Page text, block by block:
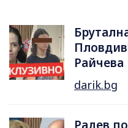
Райчева
darik.bg
Радев